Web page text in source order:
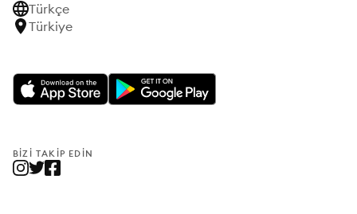
Türkçe
Türkiye
BIZI TAKIP EDIN